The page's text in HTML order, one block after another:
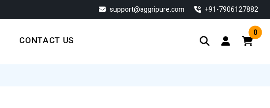
support@aggripure.com ‎+91-7906127882
CONTACT US
0